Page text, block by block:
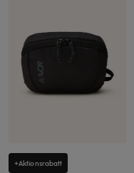
+Aktionsrabatt